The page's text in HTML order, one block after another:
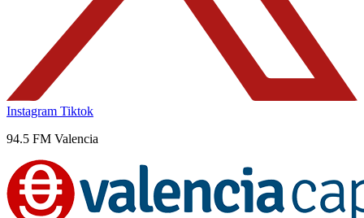
Instagram Tiktok
94.5 FM Valencia